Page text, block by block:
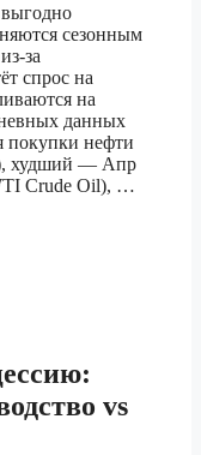
сезонным
за
спрос на
на
данных
покупки нефти
худший — Апр
Crude Oil), …
vs